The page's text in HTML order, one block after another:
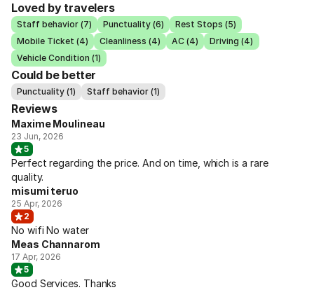
Loved by travelers
Staff behavior (7) Punctuality (6)
Rest Stops (5)
Mobile Ticket (4)
Cleanliness (4) AC (4)
Driving (4)
Vehicle Condition (1)
Could be better
Punctuality (1) Staff behavior (1)
Reviews
Maxime Moulineau
23 Jun, 2026
5
Perfect regarding the price. And on time, which is a rare
quality.
misumi teruo
25 Apr, 2026
2
No wifi No water
Meas Channarom
17 Apr, 2026
5
Good Services. Thanks